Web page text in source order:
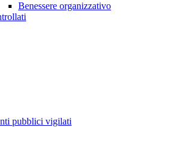
Benessere organizzativo
pubblici vigilati